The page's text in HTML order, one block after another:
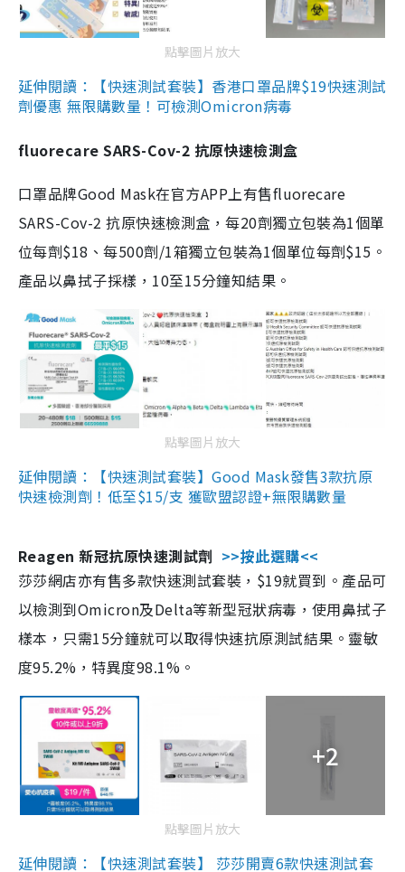
點擊圖片放大
延伸閱讀：【快速測試套裝】香港口罩品牌$19快速測試
劑優惠 無限購數量！可檢測Omicron病毒
fluorecare SARS-Cov-2 抗原快速檢測盒
口罩品牌Good Mask在官方APP上有售fluorecare
SARS-Cov-2 抗原快速檢測盒，每20劑獨立包裝為1個單
位每劑$18、每500劑/1箱獨立包裝為1個單位每劑$15。
產品以鼻拭子採樣，10至15分鐘知結果。
點擊圖片放大
延伸閱讀：【快速測試套裝】Good Mask發售3款抗原
快速檢測劑！低至$15/支 獲歐盟認證+無限購數量
Reagen 新冠抗原快速測試劑 >>按此選購<<
莎莎網店亦有售多款快速測試套裝，$19就買到。產品可
以檢測到Omicron及Delta等新型冠狀病毒，使用鼻拭子
樣本，只需15分鐘就可以取得快速抗原測試結果。靈敏
度95.2%，特異度98.1%。
+2
點擊圖片放大
延伸閱讀：【快速測試套裝】 莎莎開賣6款快速測試套